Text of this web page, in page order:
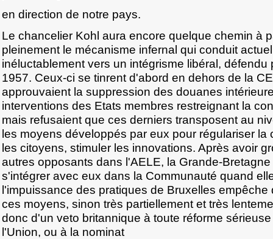
en direction de notre pays.
Le chancelier Kohl aura encore quelque chemin à
pleinement le mécanisme infernal qui conduit
inéluctablement vers un intégrisme libéral, défendu
1957. Ceux-ci se tinrent d'abord en dehors de la
approuvaient la suppression des douanes
interventions des Etats membres restreignant la
mais refusaient que ces derniers transposent au
les moyens développés par eux pour régulariser la
les citoyens, stimuler les innovations. Après avoir
autres opposants dans l'AELE, la Grande-
s'intégrer avec eux dans la Communauté quand
l'impuissance des pratiques de Bruxelles empêche
ces moyens, sinon très partiellement et très
donc d'un veto britannique à toute réforme
l'Union, ou à la nominat